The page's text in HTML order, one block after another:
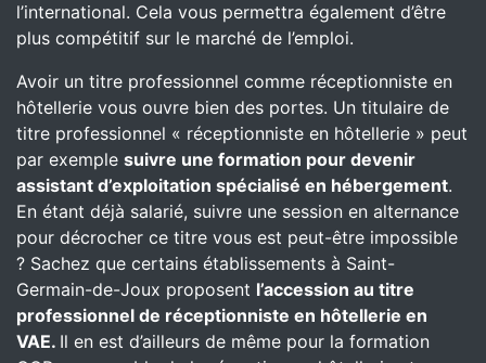
l’international. Cela vous permettra également d’être
plus compétitif sur le marché de l’emploi.
Avoir un titre professionnel comme réceptionniste en
hôtellerie vous ouvre bien des portes. Un titulaire de
titre professionnel « réceptionniste en hôtellerie » peut
par exemple suivre une formation pour devenir
assistant d’exploitation spécialisé en hébergement.
En étant déjà salarié, suivre une session en alternance
pour décrocher ce titre vous est peut-être impossible
? Sachez que certains établissements à Saint-
Germain-de-Joux proposent l’accession au titre
professionnel de réceptionniste en hôtellerie en
VAE. Il en est d’ailleurs de même pour la formation